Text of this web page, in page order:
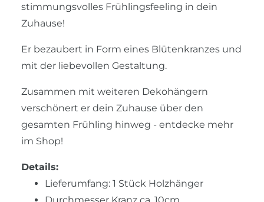
stimmungsvolles Frühlingsfeeling in dein
Zuhause!
Er bezaubert in Form eines Blütenkranzes und
mit der liebevollen Gestaltung.
Zusammen mit weiteren Dekohängern
verschönert er dein Zuhause über den
gesamten Frühling hinweg - entdecke mehr
im Shop!
Details:
Lieferumfang: 1 Stück Holzhänger